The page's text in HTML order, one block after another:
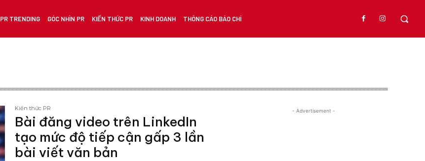
PR TRENDING GÓC NHÌN PR KIẾN THỨC PR KINH DOANH THÔNG CÁO BÁO CHÍ
Kiến thức PR
Bài đăng video trên LinkedIn
tạo mức độ tiếp cận gấp 3 lần
bài viết văn bản
- Advertisement -